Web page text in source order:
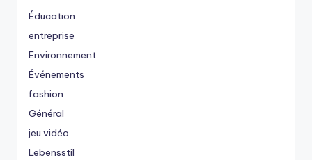
Éducation
entreprise
Environnement
Événements
fashion
Général
jeu vidéo
Lebensstil